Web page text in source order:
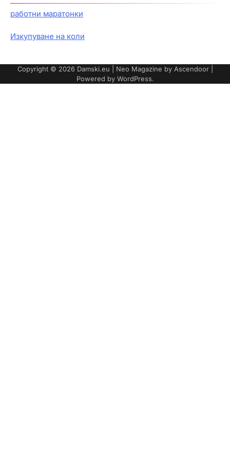
работни маратонки
Изкупуване на коли
Copyright © 2026 Damski.eu | Neo Magazine by Ascendoor|
Powered by WordPress.